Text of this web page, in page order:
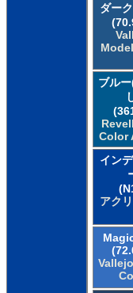
ダー
ブル
Color
イン
アク